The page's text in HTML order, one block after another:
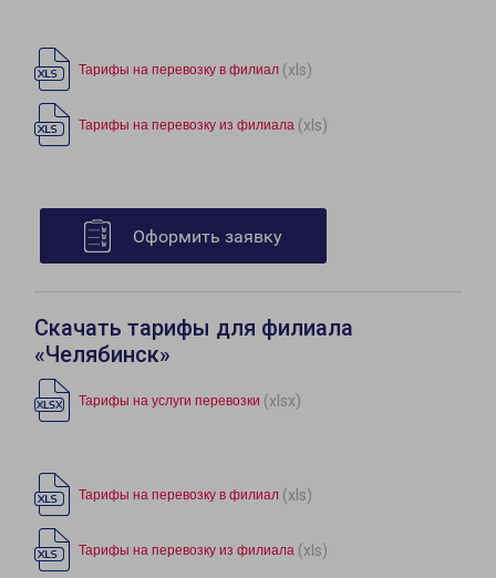
Тарифы на перевозку в филиал (xls)
Тарифы на перевозку из филиала (xls)
Оформить заявку
Скачать тарифы для филиала
«Челябинск»
Тарифы на услуги перевозки (xlsx)
Тарифы на перевозку в филиал (xls)
Тарифы на перевозку из филиала (xls)